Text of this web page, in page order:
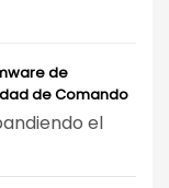
de
de Comando
el